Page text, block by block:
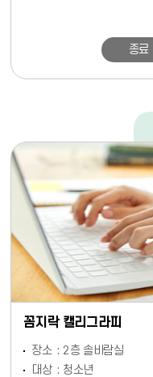
종료
꼼지락 캘리그라피
장소
2층 솔바람실
대상
청소년